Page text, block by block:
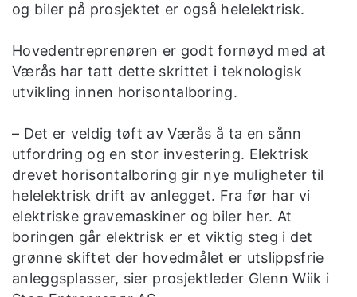
og biler på prosjektet er også helelektrisk.
Hovedentreprenøren er godt fornøyd med at
Værås har tatt dette skrittet i teknologisk
utvikling innen horisontalboring.
– Det er veldig tøft av Værås å ta en sånn
utfordring og en stor investering. Elektrisk
drevet horisontalboring gir nye muligheter til
helelektrisk drift av anlegget. Fra før har vi
elektriske gravemaskiner og biler her. At
boringen går elektrisk er et viktig steg i det
grønne skiftet der hovedmålet er utslippsfrie
anleggsplasser, sier prosjektleder Glenn Wiik i